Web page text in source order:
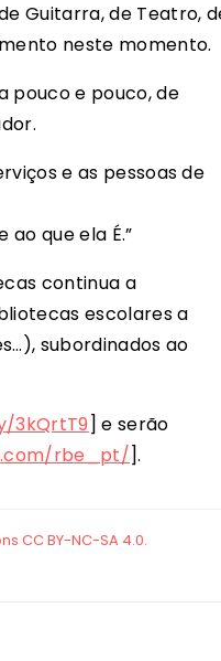
Guitarra, de Teatro,
neste momento.
pouco e pouco, de
e as pessoas de
que ela É.”
continua a
escolares a
subordinados ao
3kQrtT9] e serão
rbe_pt/].